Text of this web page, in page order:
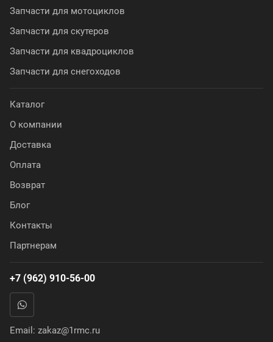
Запчасти для мотоциклов
Запчасти для скутеров
Запчасти для квадроциклов
Запчасти для снегоходов
Каталог
О компании
Доставка
Оплата
Возврат
Блог
Контакты
Партнерам
+7 (962) 910-56-00
Email: zakaz@1rmc.ru